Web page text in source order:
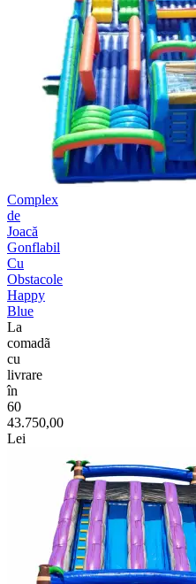
Complex
de
Joacă
Gonflabil
Cu
Obstacole
Happy
Blue
La
comadã
cu
livrare
în
60
43.750,00
Lei